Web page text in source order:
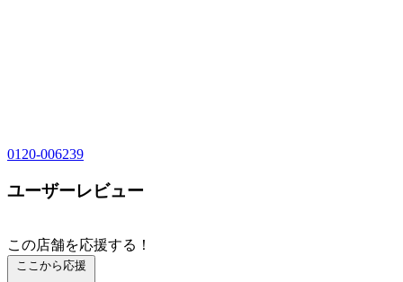
0120-006239
ユーザーレビュー
この店舗を応援する！
ここから応援